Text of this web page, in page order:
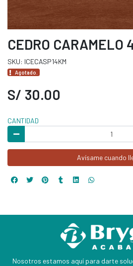
CEDRO CARAMELO
SKU: ICECASP14KM
Agotado.
S/ 30.00
CANTIDAD
Avísame cuando
Nosotros estamos aquí para darte